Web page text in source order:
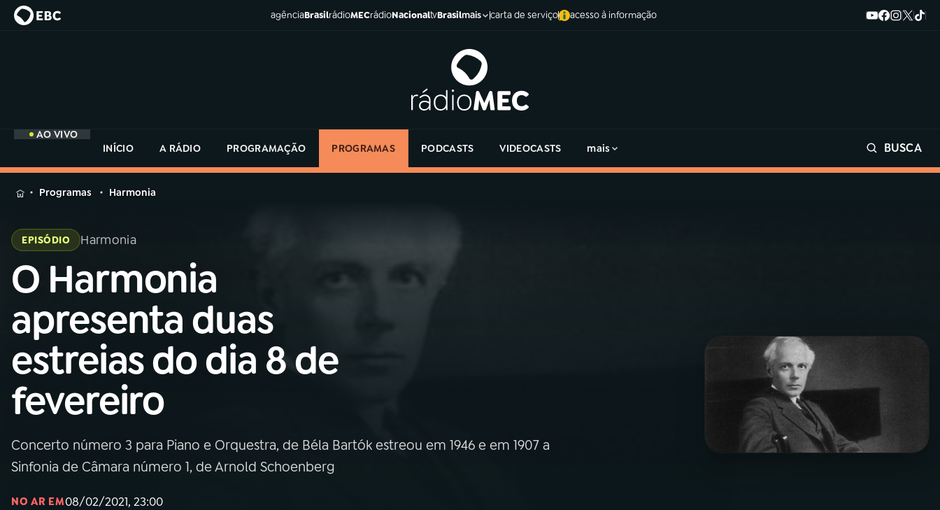
agênciaBrasilrádioMECrádioNacionaltvBrasilmais carta de serviço acesso à informação
AO VIVO
INÍCIO
A RÁDIO PROGRAMAÇÃO PROGRAMAS PODCASTS VIDEOCASTS mais BUSCA
MENU
Buscar
na
Rádio
MEC
AO VIVO
01 INÍCIO
02 A RÁDIO
03PROGRAMAÇÃO
na
Rádio
Programas Harmonia
EPISÓDIO Harmonia
O Harmonia
apresenta duas
estreias do dia 8 de
fevereiro
Concerto número 3 para Piano e Orquestra, de Béla Bartók estreou em 1946 e em 1907 a
Sinfonia de Câmara número 1, de Arnold Schoenberg
NO AR EM08/02/2021, 23:00